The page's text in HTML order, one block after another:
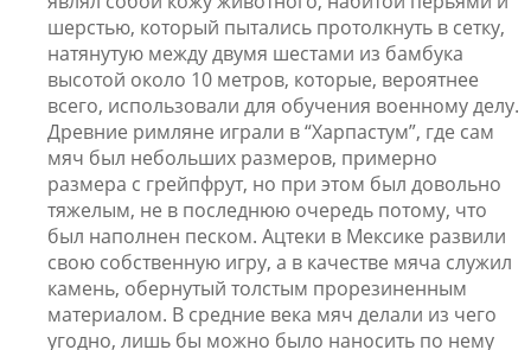
шерстью, который пытались протолкнуть в сетку,
натянутую между двумя шестами из бамбука
высотой около 10 метров, которые, вероятнее
всего, использовали для обучения военному делу.
Древние римляне играли в “Харпастум”, где сам
мяч был небольших размеров, примерно
размера с грейпфрут, но при этом был довольно
тяжелым, не в последнюю очередь потому, что
был наполнен песком. Ацтеки в Мексике развили
свою собственную игру, а в качестве мяча служил
камень, обернутый толстым прорезиненным
материалом. В средние века мяч делали из чего
угодно, лишь бы можно было наносить по нему